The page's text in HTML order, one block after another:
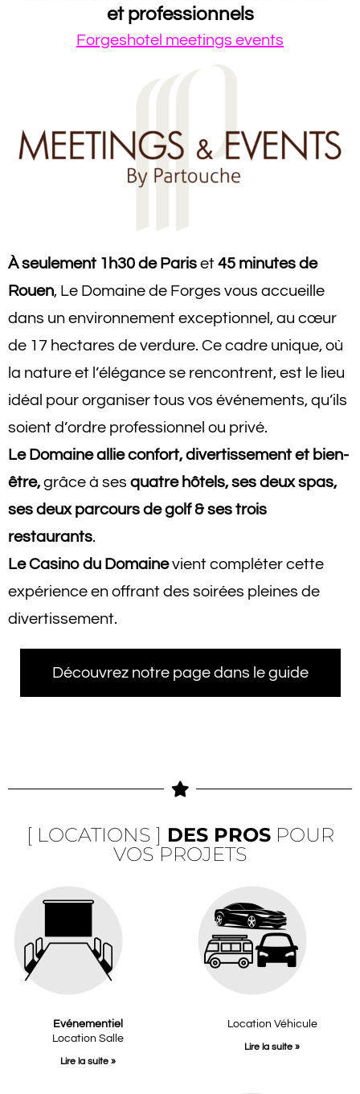
et professionnels
Forgeshotel meetings events
À seulement 1h30 de Paris et 45 minutes de
Rouen, Le Domaine de Forges vous accueille
dans un environnement exceptionnel, au cœur
de 17 hectares de verdure. Ce cadre unique, où
la nature et l’élégance se rencontrent, est le lieu
idéal pour organiser tous vos événements, qu’ils
soient d’ordre professionnel ou privé.
Le Domaine allie confort, divertissement et bien-
être,grâce à ses quatre hôtels, ses deux spas,
ses deux parcours de golf & ses trois
restaurants.
Le Casino du Domainevient compléter cette
expérience en offrant des soirées pleines de
divertissement.
Découvrez notre page dans le guide
[ LOCATIONS ] DES PROSPOUR
VOS PROJETS
Evénementiel
Location Salle
Lire la suite »
Location Véhicule
Lire la suite »